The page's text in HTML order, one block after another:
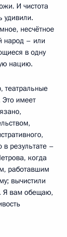
И чистота
удивили.
несчётное
народ – или
в одну
нацию.
театральные
Это имеет
результате –
когда
работавшим
вычистили
Я вам обещаю,